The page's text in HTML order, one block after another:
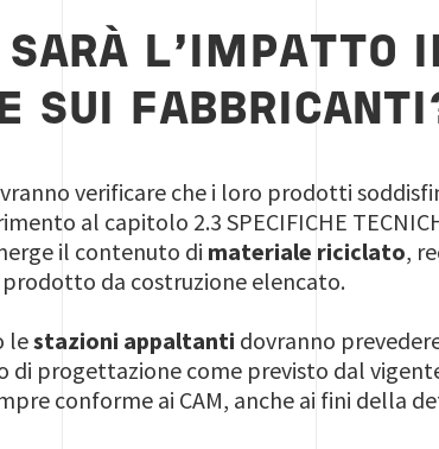
SARÀ L'IMPATTO
SUI
verificare che i loro prodotti
al capitolo 2.3 SPECIFICHE
il contenuto di materiale riciclato,
da costruzione elencato.
lestazioni appaltanti dovranno
di progettazione come previsto dal
conforme ai CAM, anche ai fini della